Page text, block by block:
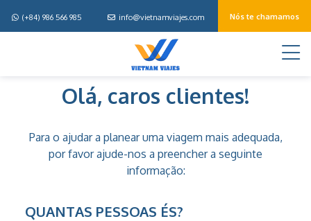
(+84) 986 566 985 info@vietnamviajes.com Nós te chamamos
Olá, caros clientes!
Para o ajudar a planear uma viagem mais adequada,
por favor ajude-nos a preencher a seguinte
informação:
QUANTAS PESSOAS ÉS?